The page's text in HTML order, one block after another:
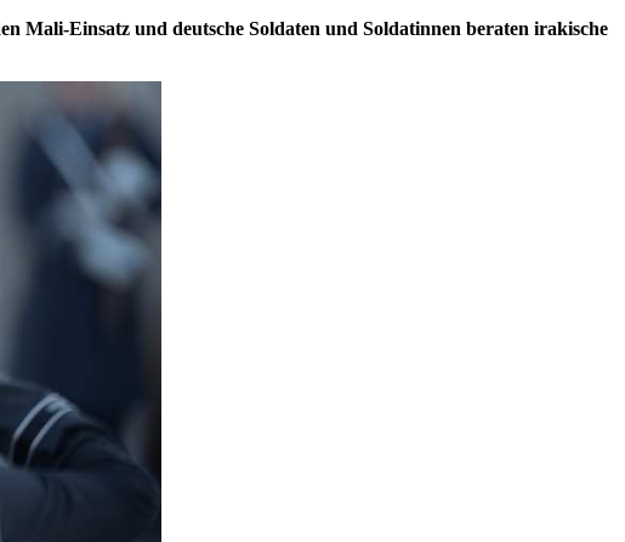
Einsatz und deutsche Soldaten und Soldatinnen beraten irakische